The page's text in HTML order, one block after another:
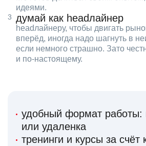
идеями.
думай как headлайнер
headлайнеру, чтобы двигать
вперёд, иногда надо шагнуть в
если немного страшно. Зато
и по‑настоящему.
удобный формат работы:
или удаленка
тренинги и курсы за счёт